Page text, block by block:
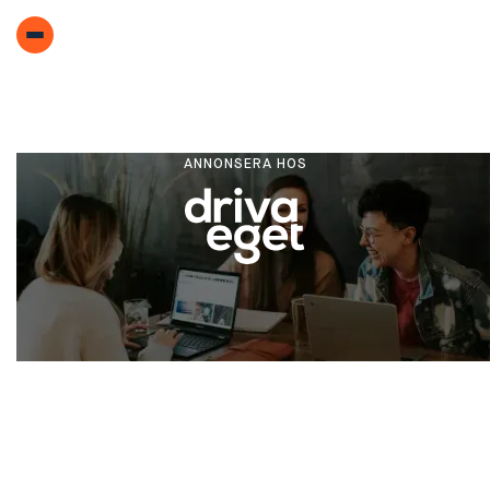
ANNONSERA HOS